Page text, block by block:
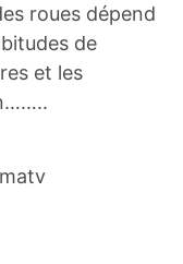
roues dépend
de
et les